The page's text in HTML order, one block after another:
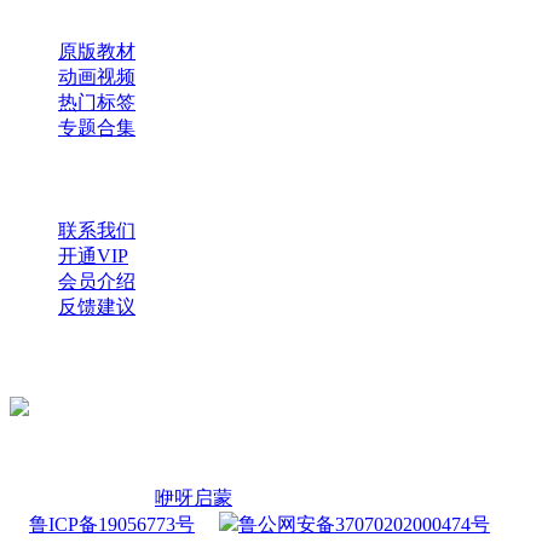
原版教材
动画视频
热门标签
专题合集
联系我们
开通VIP
会员介绍
反馈建议
咿呀启蒙
鲁ICP备19056773号
鲁公网安备37070202000474号